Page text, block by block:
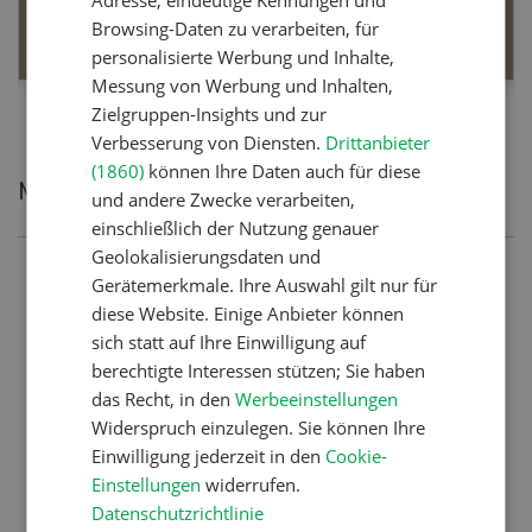
MEHR ERFAHREN
Meistgelesene Artikel
Nutztiere
Schweizer Kuhnamen: Liste
von A-Z
Betriebsführung
Ressourcen: Mit Fäusten
gegen die Alters-Sichtigkeit
Browsing-Daten zu verarbeiten, für
personalisierte Werbung und Inhalte,
Messung von Werbung und Inhalten,
Zielgruppen-Insights und zur
Verbesserung von Diensten. Drittanbieter
(1860) können Ihre Daten auch für diese
und andere Zwecke verarbeiten,
einschließlich der Nutzung genauer
Geolokalisierungsdaten und
Gerätemerkmale. Ihre Auswahl gilt nur für
diese Website. Einige Anbieter können
sich statt auf Ihre Einwilligung auf
berechtigte Interessen stützen; Sie haben
das Recht, in denWerbeeinstellungen
Widerspruch einzulegen. Sie können Ihre
Einwilligung jederzeit in den Cookie-
Einstellungen widerrufen.
Datenschutzrichtlinie